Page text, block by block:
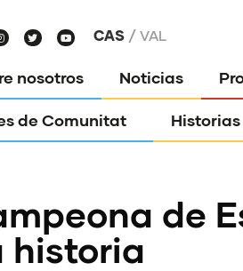
CAS VAL
nosotros Noticias
de Comunitat Historias
de
historia